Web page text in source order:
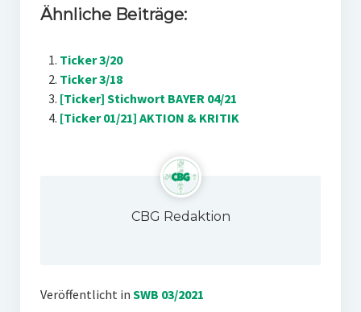
Ähnliche Beiträge:
Ticker 3/20
Ticker 3/18
[Ticker] Stichwort BAYER 04/21
[Ticker 01/21] AKTION & KRITIK
CBG Redaktion
Veröffentlicht in SWB 03/2021